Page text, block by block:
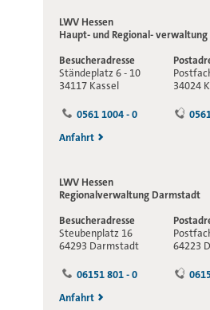
LWV Hessen
Haupt- und Regional-verwaltung
Besucheradresse
Ständeplatz 6 - 10
34117 Kassel
34024
0561 1004 - 0
Anfahrt
LWV Hessen
Regionalverwaltung Darmstadt
Besucheradresse
Steubenplatz 16
64293 Darmstadt
64223
06151 801 - 0
Anfahrt